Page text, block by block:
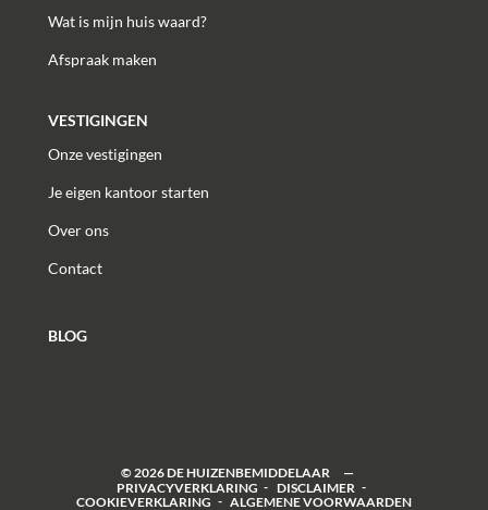
Wat is mijn huis waard?
Afspraak maken
VESTIGINGEN
Onze vestigingen
Je eigen kantoor starten
Over ons
Contact
BLOG
© 2026DE HUIZENBEMIDDELAAR
PRIVACYVERKLARING
DISCLAIMER
COOKIEVERKLARING
ALGEMENE VOORWAARDEN